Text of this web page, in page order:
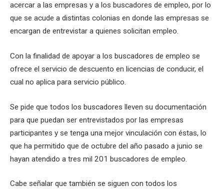
acercar a las empresas y a los buscadores de empleo, por lo
que se acude a distintas colonias en donde las empresas se
encargan de entrevistar a quienes solicitan empleo.
Con la finalidad de apoyar a los buscadores de empleo se
ofrece el servicio de descuento en licencias de conducir, el
cual no aplica para servicio público.
Se pide que todos los buscadores lleven su documentación
para que puedan ser entrevistados por las empresas
participantes y se tenga una mejor vinculación con éstas, lo
que ha permitido que de octubre del año pasado a junio se
hayan atendido a tres mil 201 buscadores de empleo.
Cabe señalar que también se siguen con todos los